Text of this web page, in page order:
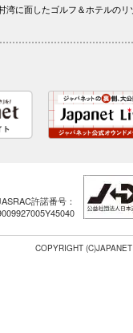
湾に面したゴルフ＆ホテルのリ
許諾番号：
COPYRIGHT